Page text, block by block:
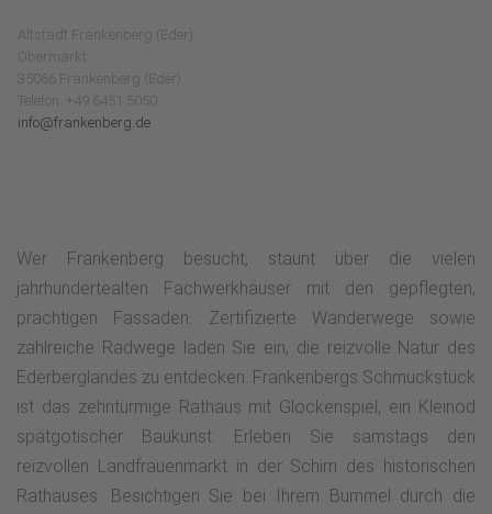
Altstadt Frankenberg (Eder)
Obermarkt
35066 Frankenberg (Eder)
Telefon: +49 6451 5050
info@frankenberg.de
Wer Frankenberg besucht, staunt über die vielen
jahrhundertealten Fachwerkhäuser mit den gepflegten,
prächtigen Fassaden. Zertifizierte Wanderwege sowie
zahlreiche Radwege laden Sie ein, die reizvolle Natur des
Ederberglandes zu entdecken. Frankenbergs Schmuckstück
ist das zehntürmige Rathaus mit Glockenspiel, ein Kleinod
spätgotischer Baukunst. Erleben Sie samstags den
reizvollen Landfrauenmarkt in der Schirn des historischen
Rathauses. Besichtigen Sie bei Ihrem Bummel durch die